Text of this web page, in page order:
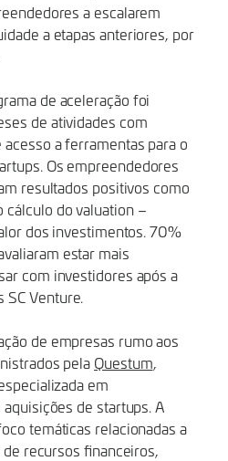
a escalarem
a etapas anteriores, por
de aceleração foi
de atividades com
a ferramentas para o
Os empreendedores
resultados positivos como
cálculo do valuation –
dos investimentos. 70%
estar mais
com investidores após a
SC Venture.
de empresas rumo aos
pela Questum,
em
de startups. A
temáticas relacionadas a
recursos financeiros,